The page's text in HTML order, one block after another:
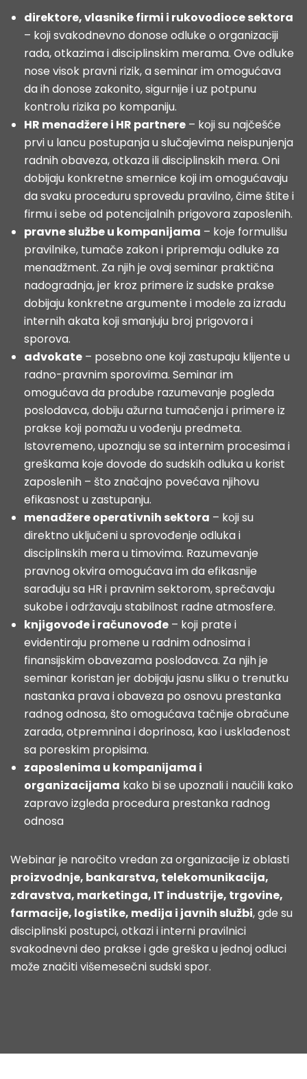
direktore, vlasnike firmi i rukovodioce sektora
– koji svakodnevno donose odluke o organizaciji
rada, otkazima i disciplinskim merama. Ove odluke
nose visok pravni rizik, a seminar im omogućava
da ih donose zakonito, sigurnije i uz potpunu
kontrolu rizika po kompaniju.
HR menadžere i HR partnere – koji su najčešće
prvi u lancu postupanja u slučajevima neispunjenja
radnih obaveza, otkaza ili disciplinskih mera. Oni
dobijaju konkretne smernice koji im omogućavaju
da svaku proceduru sprovedu pravilno, čime štite i
firmu i sebe od potencijalnih prigovora zaposlenih.
pravne službe u kompanijama – koje formulišu
pravilnike, tumače zakon i pripremaju odluke za
menadžment. Za njih je ovaj seminar praktična
nadogradnja, jer kroz primere iz sudske prakse
dobijaju konkretne argumente i modele za izradu
internih akata koji smanjuju broj prigovora i
sporova.
advokate – posebno one koji zastupaju klijente u
radno-pravnim sporovima. Seminar im
omogućava da prodube razumevanje pogleda
poslodavca, dobiju ažurna tumačenja i primere iz
prakse koji pomažu u vođenju predmeta.
Istovremeno, upoznaju se sa internim procesima i
greškama koje dovode do sudskih odluka u korist
zaposlenih – što značajno povećava njihovu
efikasnost u zastupanju.
menadžere operativnih sektora – koji su
direktno uključeni u sprovođenje odluka i
disciplinskih mera u timovima. Razumevanje
pravnog okvira omogućava im da efikasnije
sarađuju sa HR i pravnim sektorom, sprečavaju
sukobe i održavaju stabilnost radne atmosfere.
knjigovođe i računovođe – koji prate i
evidentiraju promene u radnim odnosima i
finansijskim obavezama poslodavca. Za njih je
seminar koristan jer dobijaju jasnu sliku o trenutku
nastanka prava i obaveza po osnovu prestanka
radnog odnosa, što omogućava tačnije obračune
zarada, otpremnina i doprinosa, kao i usklađenost
sa poreskim propisima.
zaposlenima u kompanijama i
organizacijama kako bi se upoznali i naučili kako
zapravo izgleda procedura prestanka radnog
odnosa
Webinar je naročito vredan za organizacije iz oblasti
proizvodnje, bankarstva, telekomunikacija,
zdravstva, marketinga, IT industrije, trgovine,
farmacije, logistike, medija i javnih službi, gde su
disciplinski postupci, otkazi i interni pravilnici
svakodnevni deo prakse i gde greška u jednoj odluci
može značiti višemesečni sudski spor.